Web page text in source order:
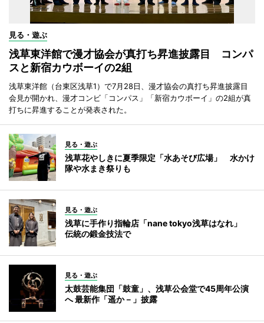
見る・遊ぶ
浅草東洋館で漫才協会が真打ち昇進披露目 コンパ
スと新宿カウボーイの2組
浅草東洋館（台東区浅草1）で7月28日、漫才協会の真打ち昇進披露目
会見が開かれ、漫才コンビ「コンパス」「新宿カウボーイ」の2組が真
打ちに昇進することが発表された。
見る・遊ぶ
浅草花やしきに夏季限定「水あそび広場」 水かけ
隊や水まき祭りも
見る・遊ぶ
浅草に手作り指輪店「nane tokyo浅草はなれ」
伝統の鍛金技法で
見る・遊ぶ
太鼓芸能集団「鼓童」、浅草公会堂で45周年公演
へ 最新作「遥か－」披露